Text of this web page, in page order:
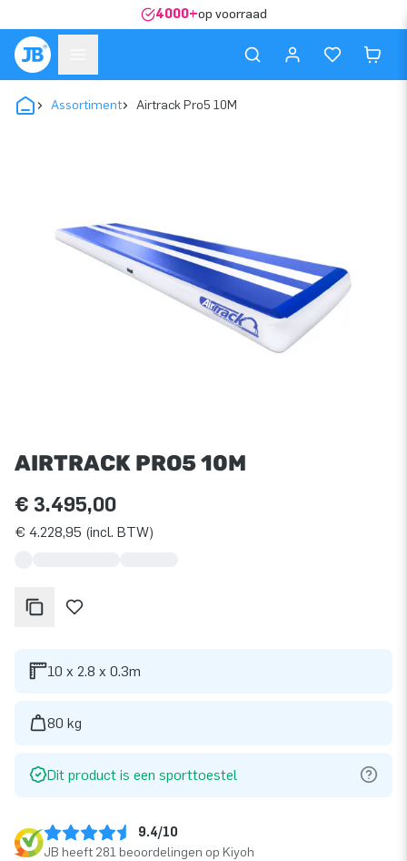
4000+op voorraad
Assortiment Airtrack Pro5 10M
AIRTRACK PRO5 10M
€ 3.495,00
€ 4.228,95 (incl. BTW)
10 x 2.8 x 0.3m
80 kg
Dit product is een sporttoestel
9.4/10
JB heeft 281 beoordelingen op Kiyoh